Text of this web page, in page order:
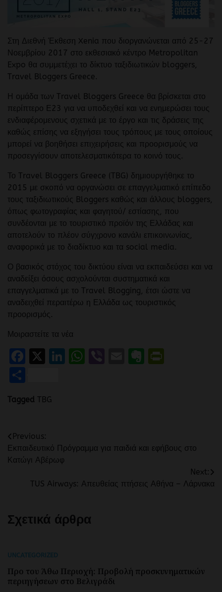
Στη Διεθνή Έκθεση Xenia που διοργανώνεται από 25-27
Νοεμβρίου 2017 στο εκθεσιακό κέντρο Metropolitan
Expo θα συμμετέχει το δίκτυο ταξιδιωτικών bloggers,
Travel Bloggers Greece.
Η ομάδα των Travel Bloggers Greece θα βρίσκεται στο
περίπτερο Ε23 για να υποδεχθεί και να ενημερώσει τους
ενδιαφέρομενους σχετικά με το έργο και τις δράσεις της
καθώς επίσης να εξηγήσει τους τρόπους με τους οποίους
μπορεί να βοηθήσει επιχειρήσεις και προορισμούς να
προσεγγίσουν αποτελεσματικότερα το κοινό τους.
Το Travel Bloggers Greece (TBG) δημιουργήθηκε το
2015 με σκοπό να οργανώσει σε επαγγελματικό επίπεδο
τους ταξιδιωτικούς Bloggers καθώς και άλλους bloggers,
όπως φωτογραφίας και φαγητού/ εστίασης, που
συνδέονται με το τουριστικό προϊόν της Ελλάδας και
αποτελούν το πλέον σύγχρονο κανάλι επικοινωνίας,
αναφορικά με το διαδίκτυο και τα social media.
Ο βασικός στόχος του δικτύου είναι να εκπαιδεύσει και να
αναδείξει όσους ασχολούνται συστηματικά και
επαγγελματικά με το Travel Blogging, έτσι ώστε να
αναδειχθεί περαιτέρω η Ελλάδα ως τουριστικός
προορισμός.
Μοιραστείτε τα νέα
Facebook
X LinkedIn
WhatsApp
ViberEmailEvernote
Tagged TBG
Πλοήγηση
άρθρων
Previous:
Εκπαιδευτικό Πρόγραμμα για παιδιά και εφήβους στο
Κατώγι Αβέρωφ
Next:
TUS Airways: Απευθείας πτήσεις Αθήνα – Λάρνακα
Σχετικά άρθρα
UNCATEGORIZED
Προ του Άθω Περιοχή: Προβολή προσκυνηματικών
περιηγήσεων στο Βελιγράδι